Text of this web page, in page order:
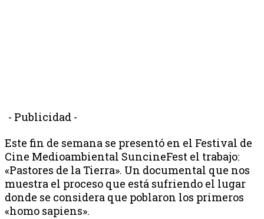
- Publicidad -
Este fin de semana se presentó en el Festival de
Cine Medioambiental SuncineFest el trabajo:
«Pastores de la Tierra». Un documental que nos
muestra el proceso que está sufriendo el lugar
donde se considera que poblaron los primeros
«homo sapiens».